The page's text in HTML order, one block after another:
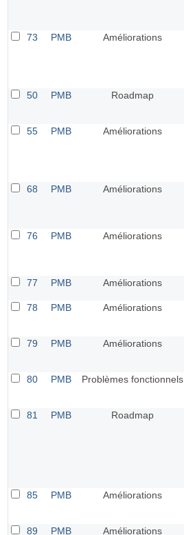
73 PMB Améliorations
50 PMB Roadmap
55 PMB Améliorations
68 PMB Améliorations
76 PMB Améliorations
77 PMB Améliorations
78 PMB Améliorations
79 PMB Améliorations
80 PMB Problèmes fonctionnels
81 PMB Roadmap
85 PMB Améliorations
89 PMB Améliorations